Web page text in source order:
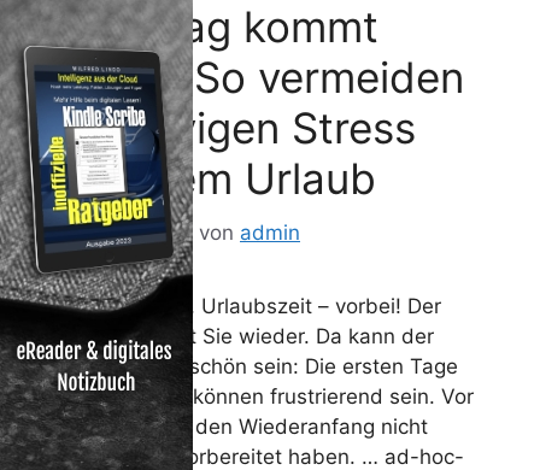
Der Alltag kommt
zurück: So vermeiden
Sie nervigen Stress
nach dem Urlaub
27. August 2014 von admin
Sommer, Sonne, Urlaubszeit – vorbei! Der
Arbeitsalltag hat Sie wieder. Da kann der
Urlaub noch so schön sein: Die ersten Tage
zurück im Beruf können frustrierend sein. Vor
allem, wenn Sie den Wiederanfang nicht
entsprechend vorbereitet haben. … ad-hoc-